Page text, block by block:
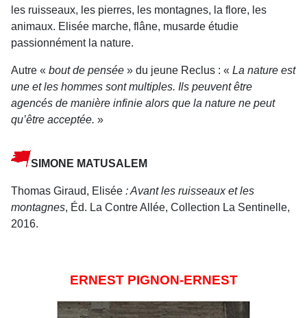
les ruisseaux, les pierres, les montagnes, la flore, les
animaux. Elisée marche, flâne, musarde étudie
passionnément la nature.
Autre « bout de pensée » du jeune Reclus : « La nature est
une et les hommes sont multiples. Ils peuvent être
agencés de manière infinie alors que la nature ne peut
qu’être acceptée. »
SIMONE MATUSALEM
Thomas Giraud, Elisée : Avant les ruisseaux et les
montagnes, Éd. La Contre Allée, Collection La Sentinelle,
2016.
ERNEST PIGNON-ERNEST